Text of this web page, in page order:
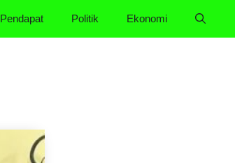
Pendapat Politik Ekonomi